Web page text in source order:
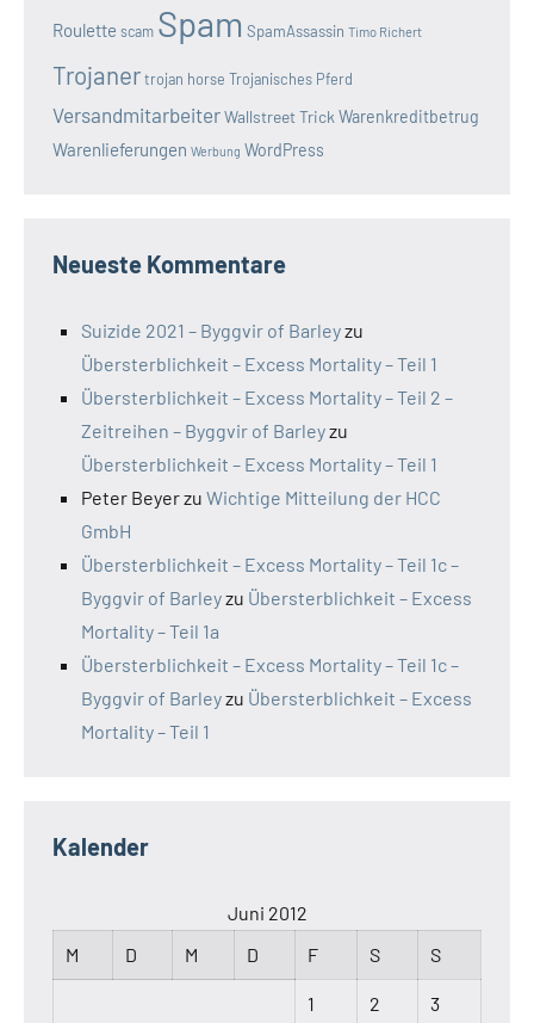
Roulette scam Spam SpamAssassin Timo Richert
Trojanertrojan horse Trojanisches Pferd
VersandmitarbeiterWallstreet Trick Warenkreditbetrug
Warenlieferungen Werbung WordPress
Neueste Kommentare
Suizide 2021 – Byggvir of Barleyzu
Übersterblichkeit – Excess Mortality – Teil 1
Übersterblichkeit – Excess Mortality – Teil 2 –
Zeitreihen – Byggvir of Barleyzu
Übersterblichkeit – Excess Mortality – Teil 1
Peter Beyerzu Wichtige Mitteilung der HCC
GmbH
Übersterblichkeit – Excess Mortality – Teil 1c –
Byggvir of Barleyzu Übersterblichkeit – Excess
Mortality – Teil 1a
Übersterblichkeit – Excess Mortality – Teil 1c –
Byggvir of Barleyzu Übersterblichkeit – Excess
Mortality – Teil 1
Kalender
Juni 2012
M
D M D F S S
1 2 3